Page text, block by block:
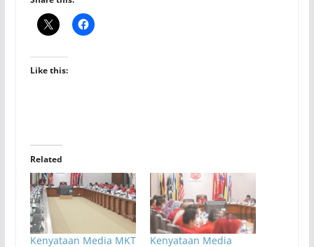
Like this:
Related
Kenyataan Media MKT Kenyataan Media